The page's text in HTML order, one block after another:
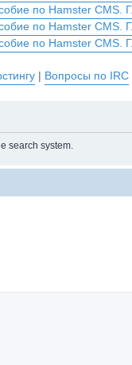
по Hamster CMS.
по Hamster CMS.
по Hamster CMS.
| Вопросы по IRC
search system.